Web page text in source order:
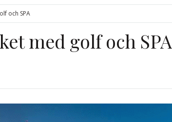
och SPA
med golf och SPA